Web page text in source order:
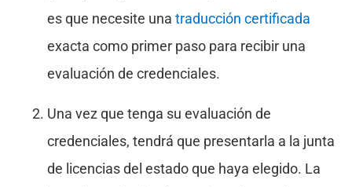
es que necesite una traducción certificada
exacta como primer paso para recibir una
evaluación de credenciales.
Una vez que tenga su evaluación de
credenciales, tendrá que presentarla a la junta
de licencias del estado que haya elegido. La